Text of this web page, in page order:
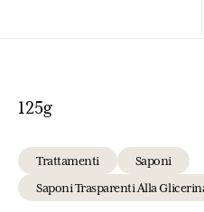
125g
Trattamenti
Saponi
Saponi Trasparenti Alla